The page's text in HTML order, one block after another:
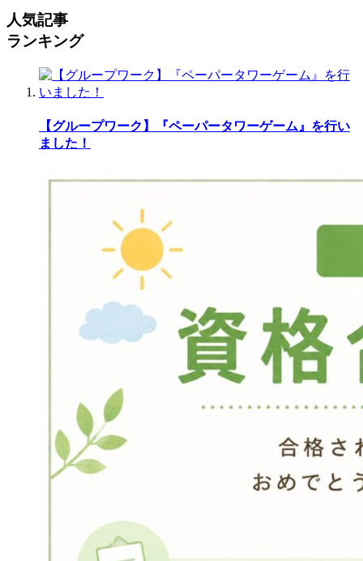
人気記事
ランキング
【グループワーク】『ペーパータワーゲーム』を行い
ました！